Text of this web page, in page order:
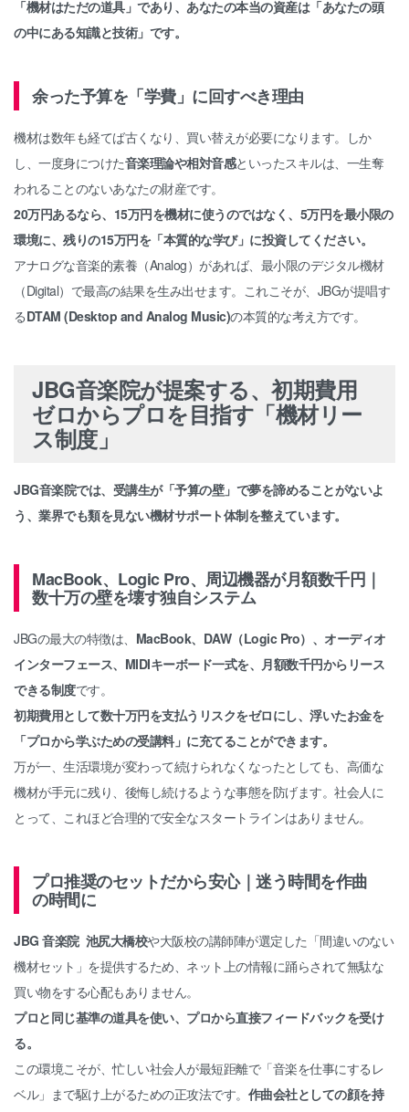
「機材はただの道具」であり、あなたの本当の資産は「あなたの頭
の中にある知識と技術」です。
余った予算を「学費」に回すべき理由
機材は数年も経てば古くなり、買い替えが必要になります。しか
し、一度身につけた音楽理論や相対音感といったスキルは、一生奪
われることのないあなたの財産です。
20万円あるなら、15万円を機材に使うのではなく、5万円を最小限の
環境に、残りの15万円を「本質的な学び」に投資してください。
アナログな音楽的素養（Analog）があれば、最小限のデジタル機材
（Digital）で最高の結果を生み出せます。これこそが、JBGが提唱す
るDTAM (Desktop and Analog Music)の本質的な考え方です。
JBG音楽院が提案する、初期費用
ゼロからプロを目指す「機材リー
ス制度」
JBG音楽院では、受講生が「予算の壁」で夢を諦めることがないよ
う、業界でも類を見ない機材サポート体制を整えています。
MacBook、Logic Pro、周辺機器が月額数千円｜
数十万の壁を壊す独自システム
JBGの最大の特徴は、 MacBook、DAW（Logic Pro）、オーディオ
インターフェース、MIDIキーボード一式を、月額数千円からリース
できる制度です。
初期費用として数十万円を支払うリスクをゼロにし、浮いたお金を
「プロから学ぶための受講料」に充てることができます。
万が一、生活環境が変わって続けられなくなったとしても、高価な
機材が手元に残り、後悔し続けるような事態を防げます。社会人に
とって、これほど合理的で安全なスタートラインはありません。
プロ推奨のセットだから安心｜迷う時間を作曲
の時間に
JBG 音楽院 池尻大橋校や大阪校の講師陣が選定した「間違いのない
機材セット」を提供するため、ネット上の情報に踊らされて無駄な
買い物をする心配もありません。
プロと同じ基準の道具を使い、プロから直接フィードバックを受け
る。
この環境こそが、忙しい社会人が最短距離で「音楽を仕事にするレ
ベル」まで駆け上がるための正攻法です。 作曲会社としての顔を持